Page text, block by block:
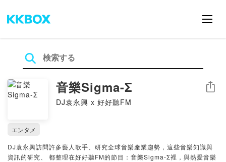
音樂Sigma-Σ
DJ袁永興 x 好好聽FM
シェア
エンタメ
DJ袁永興訪問許多藝人歌手、研究全球音樂產業趨勢，這些音樂知識與
資訊的研究、 都整理在好好聽FM的節目：音樂Sigma-Σ裡，與熱愛音樂